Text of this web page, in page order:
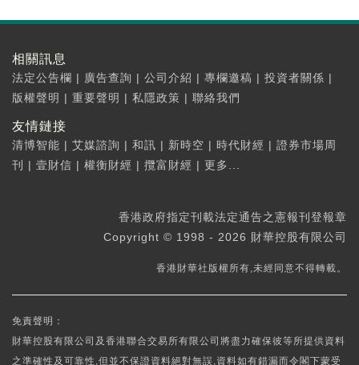
相關訊息
法定公告欄 | 廣告查詢 | 公司介紹 | 專欄邀稿 | 投資者關係 |
版權聲明 | 重要聲明 | 私隱政策 | 聯絡我們
友情鏈接
清博智能 | 艾媒諮詢 | 和訊 | 新時空 | 時代財經 | 證券市場周
刊
| 壹財信 | 權衡財經 | 攬富財經 | 更多...
香港政府指定刊載法定通告之憲報刊登報章
Copyright © 1998 - 2026 財華控股有限公司
香港財華社版權所有,未經同意不得轉載。
免責聲明：
財華控股有限公司及香港聯合交易所有限公司將盡力確保彼等所提供資料
之準確性及可靠性,但並不保證資料絕對無誤,資料如有錯漏而令閣下蒙受